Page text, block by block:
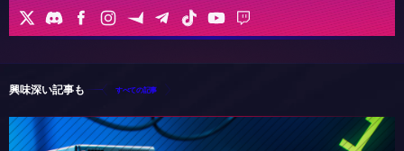
興味深い記事も すべての記事